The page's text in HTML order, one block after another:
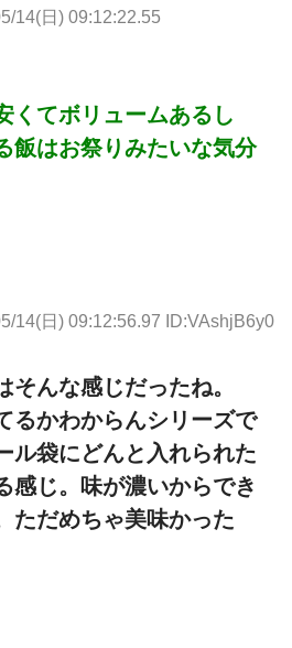
14(日) 09:12:22.55
くてボリュームあるし
飯はお祭りみたいな気分
14(日) 09:12:56.97 ID:VAshjB6y0
そんな感じだったね。
るかわからんシリーズで
ル袋にどんと入れられた
感じ。味が濃いからでき
ただめちゃ美味かった